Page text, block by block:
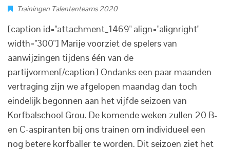
Trainingen Talententeams 2020
[caption id="attachment_1469" align="alignright"
width="300"] Marije voorziet de spelers van
aanwijzingen tijdens één van de
partijvormen[/caption] Ondanks een paar maanden
vertraging zijn we afgelopen maandag dan toch
eindelijk begonnen aan het vijfde seizoen van
Korfbalschool Grou. De komende weken zullen 20 B-
en C-aspiranten bij ons trainen om individueel een
nog betere korfballer te worden. Dit seizoen ziet het